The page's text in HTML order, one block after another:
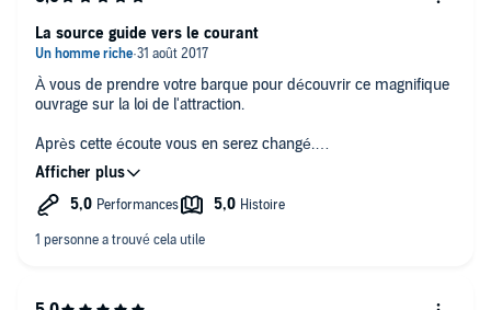
À vous de prendre votre barque pour découvrir ce magnifique
ouvrage sur la loi de l'attraction.
Après cette écoute vous en serez changé.
N'hésitez pas
La source guide vers le courant